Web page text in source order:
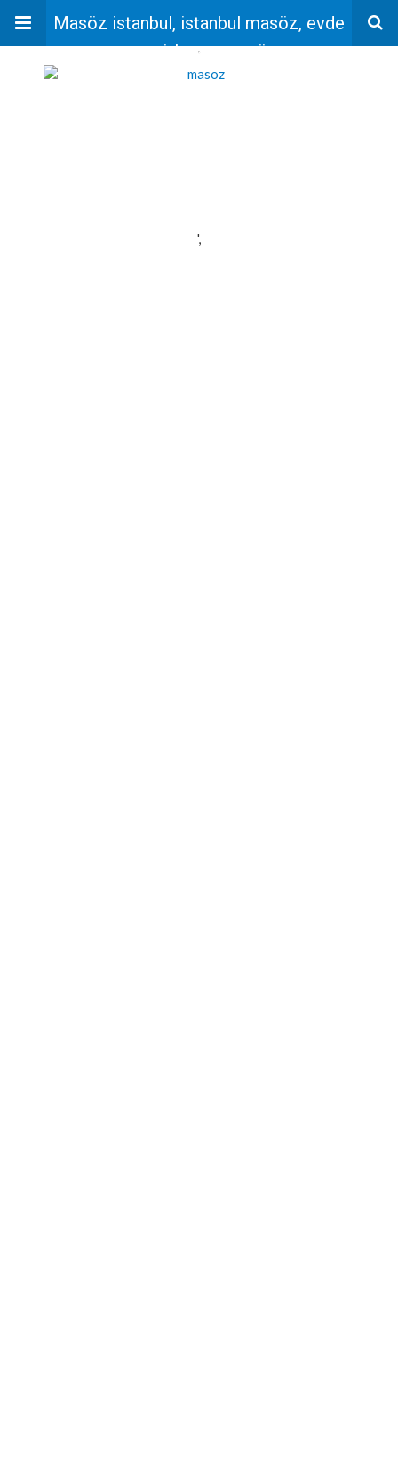
Masöz istanbul, istanbul masöz, evde
masaj, bayan masöz
'
',